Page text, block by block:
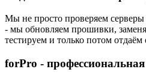
Мы не просто проверяем
- мы обновляем прошивки,
тестируем и только потом
forPro -